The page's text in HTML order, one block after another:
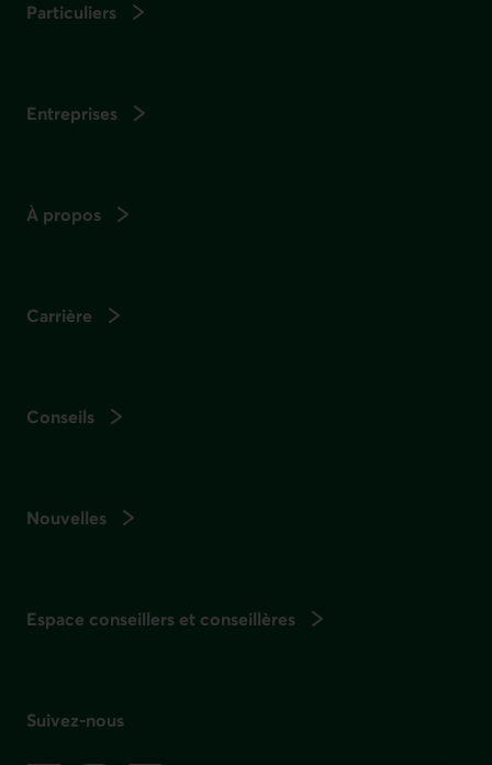
Particuliers
Entreprises
À propos
Carrière
Conseils
Nouvelles
Espace conseillers et conseillères
Suivez-nous